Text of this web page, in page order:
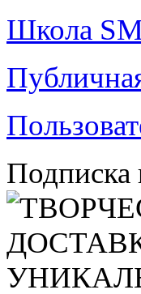
Школа
Подписка